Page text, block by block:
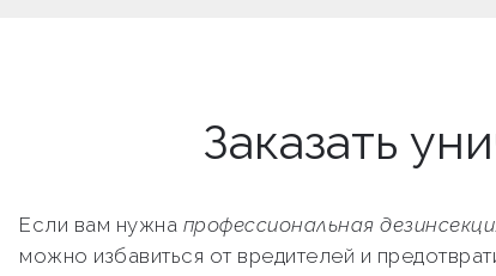
Заказать
Если вам нужна профессиональная
можно избавиться от вредителей и